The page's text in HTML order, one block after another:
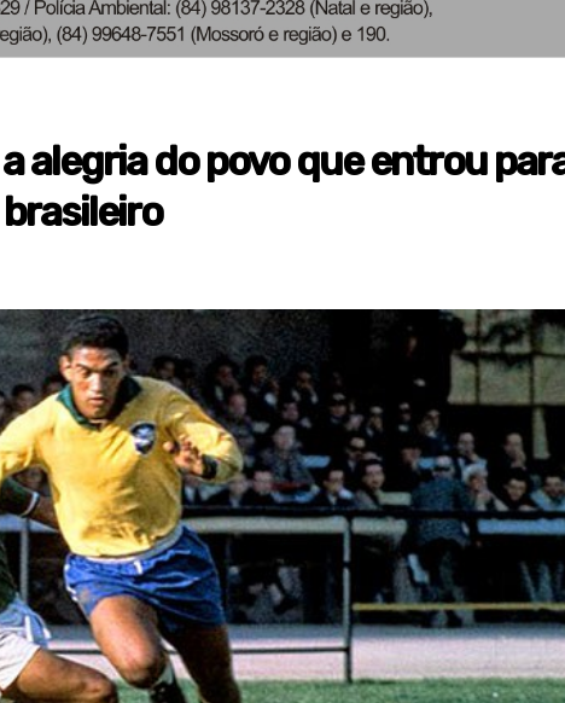
alegria do povo que entrou